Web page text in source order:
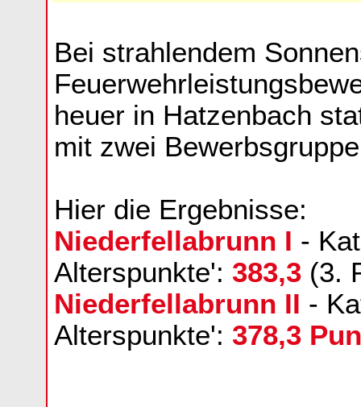
Bei strahlendem
heuer in Hatzenbach
mit zwei
Hier die Ergebnisse:
Niederfellabrunn I -
Alterspunkte': 383,3 (3.
Niederfellabrunn II -
Alterspunkte': 378,3